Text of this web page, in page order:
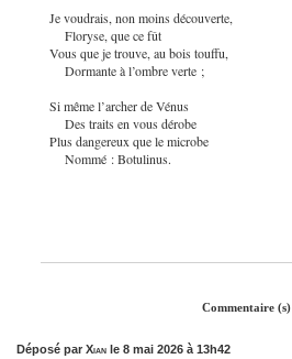
Je voudrais, non moins découverte,
Floryse, que ce fût
Vous que je trouve, au bois touffu,
Dormante à l’ombre verte ;
Si même l’archer de Vénus
Des traits en vous dérobe
Plus dangereux que le microbe
Nommé : Botulinus.
Commentaire (s)
Déposé par Xian le 8 mai 2026 à 13h42